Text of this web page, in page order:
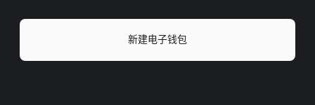
新建电子钱包